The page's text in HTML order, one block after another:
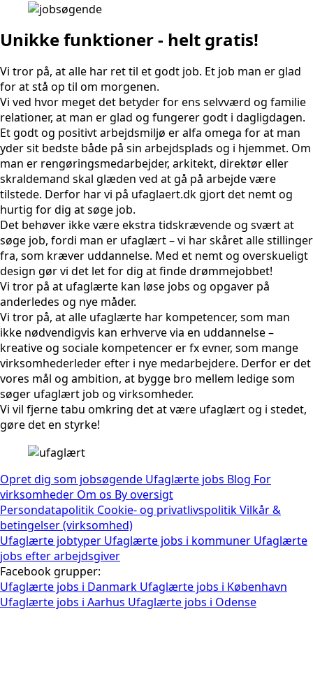
Unikke funktioner - helt gratis!
Vi tror på, at alle har ret til et godt job. Et job man er glad
for at stå op til om morgenen.
Vi ved hvor meget det betyder for ens selvværd og familie
relationer, at man er glad og fungerer godt i dagligdagen.
Et godt og positivt arbejdsmiljø er alfa omega for at man
yder sit bedste både på sin arbejdsplads og i hjemmet. Om
man er rengøringsmedarbejder, arkitekt, direktør eller
skraldemand skal glæden ved at gå på arbejde være
tilstede. Derfor har vi på ufaglaert.dk gjort det nemt og
hurtig for dig at søge job.
Det behøver ikke være ekstra tidskrævende og svært at
søge job, fordi man er ufaglært – vi har skåret alle stillinger
fra, som kræver uddannelse. Med et nemt og overskueligt
design gør vi det let for dig at finde drømmejobbet!
Vi tror på at ufaglærte kan løse jobs og opgaver på
anderledes og nye måder.
Vi tror på, at alle ufaglærte har kompetencer, som man
ikke nødvendigvis kan erhverve via en uddannelse –
kreative og sociale kompetencer er fx evner, som mange
virksomhederleder efter i nye medarbejdere. Derfor er det
vores mål og ambition, at bygge bro mellem ledige som
søger ufaglært job og virksomheder.
Vi vil fjerne tabu omkring det at være ufaglært og i stedet,
gøre det en styrke!
Opret dig som jobsøgende Ufaglærte jobs Blog For
virksomheder Om os By oversigt
Persondatapolitik Cookie- og privatlivspolitikVilkår &
betingelser (virksomhed)
Ufaglærte jobtyper Ufaglærte jobs i kommuner Ufaglærte
jobs efter arbejdsgiver
Facebook grupper:
Ufaglærte jobs i Danmark Ufaglærte jobs i København
Ufaglærte jobs i Aarhus Ufaglærte jobs i Odense